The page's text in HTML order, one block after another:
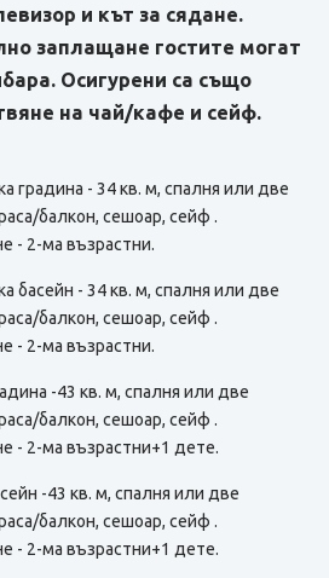
и кът за сядане.
заплащане гостите могат
Осигурени са също
на чай/кафе и сейф.
градина - 34 кв. м, спалня или две
балкон, сешоар, сейф .
- 2-ма възрастни.
басейн - 34 кв. м, спалня или две
балкон, сешоар, сейф .
- 2-ма възрастни.
-43 кв. м, спалня или две
балкон, сешоар, сейф .
- 2-ма възрастни+1 дете.
-43 кв. м, спалня или две
балкон, сешоар, сейф .
- 2-ма възрастни+1 дете.